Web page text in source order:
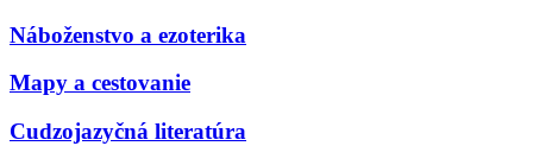
Náboženstvo a ezoterika
Mapy a cestovanie
Cudzojazyčná literatúra